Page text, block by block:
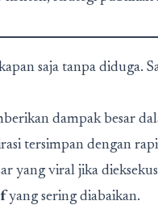
saja tanpa diduga.
dampak besar
tersimpan dengan
yang viral jika
yang sering diabaikan.